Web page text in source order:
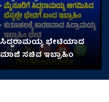
ಸಿದ್ದರಾಮಯ್ಯ ಭೇಟಿಯಾದ
ಮಾಜಿ ಸಚಿವ ಇಬ್ರಾಹಿಂ